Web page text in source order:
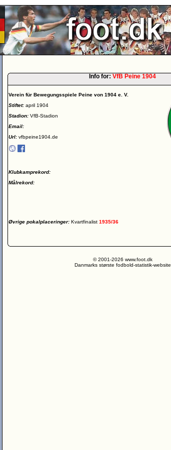
Info for: VfB Peine 1904
Verein für Bewegungsspiele Peine von 1904 e. V.
Stiftet: april 1904
Stadion: VfB-Stadion
Email:
Url: vfbpeine1904.de
Klubkamprekord:
Målrekord:
Øvrige pokalplaceringer: Kvartfinalist 1935/36
© 2001-2026 www.foot.dk
Danmarks største fodbold-statistik-website